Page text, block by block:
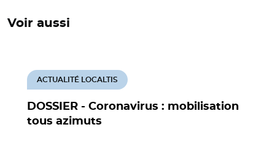
Voir aussi
DOSSIER - Coronavirus : mobilisation
tous azimuts
ACTUALITÉ LOCALTIS